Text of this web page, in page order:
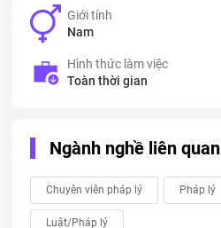
Giới tính
Nam
Hình thức làm việc
Toàn thời gian
Ngành nghề liên quan
Chuyên viên pháp lý Pháp lý
Luật/Pháp lý